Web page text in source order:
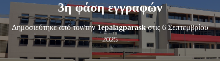
Ή
Π
Λ
Ο
Ή
3η φάση εγγραφών
Δημοσιεύτηκε από τον/την1epalagparaskστις 6 Σεπτεμβρίου
2025